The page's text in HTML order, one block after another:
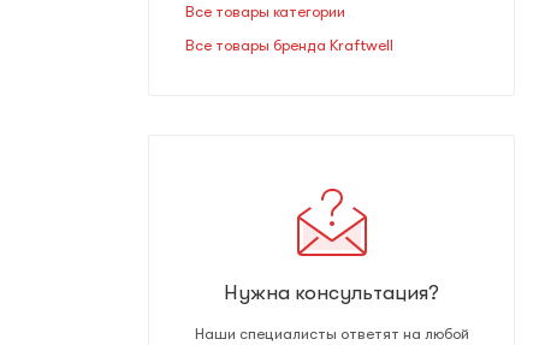
Все товары категории
Все товары бренда Kraftwell
Нужна консультация?
Наши специалисты ответят на любой